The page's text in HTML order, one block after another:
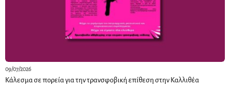
09/07/2026
Κάλεσμα σε πορεία για την τρανσφοβική επίθεση στην Καλλιθέα